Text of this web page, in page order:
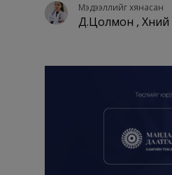
Мэдээллийг хянасан
Д.Цолмон , Хүний